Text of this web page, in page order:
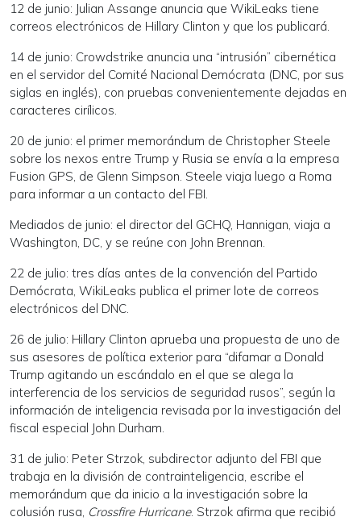
12 de junio: Julian Assange anuncia que WikiLeaks tiene
correos electrónicos de Hillary Clinton y que los publicará.
14 de junio: Crowdstrike anuncia una “intrusión” cibernética
en el servidor del Comité Nacional Demócrata (DNC, por sus
siglas en inglés), con pruebas convenientemente dejadas en
caracteres cirílicos.
20 de junio: el primer memorándum de Christopher Steele
sobre los nexos entre Trump y Rusia se envía a la empresa
Fusion GPS, de Glenn Simpson. Steele viaja luego a Roma
para informar a un contacto del FBI.
Mediados de junio: el director del GCHQ, Hannigan, viaja a
Washington, DC, y se reúne con John Brennan.
22 de julio: tres días antes de la convención del Partido
Demócrata, WikiLeaks publica el primer lote de correos
electrónicos del DNC.
26 de julio: Hillary Clinton aprueba una propuesta de uno de
sus asesores de política exterior para “difamar a Donald
Trump agitando un escándalo en el que se alega la
interferencia de los servicios de seguridad rusos”, según la
información de inteligencia revisada por la investigación del
fiscal especial John Durham.
31 de julio: Peter Strzok, subdirector adjunto del FBI que
trabaja en la división de contrainteligencia, escribe el
memorándum que da inicio a la investigación sobre la
colusión rusa, Crossfire Hurricane. Strzok afirma que recibió